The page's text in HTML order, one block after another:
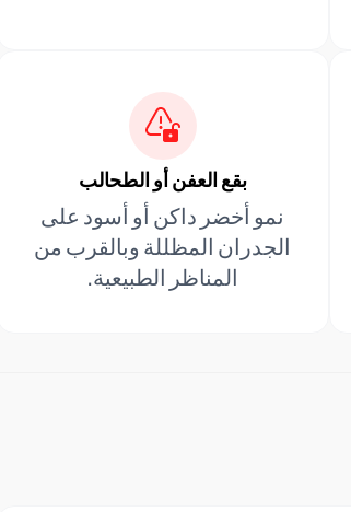
بقع العفن أو الطحالب
نمو أخضر داكن أو أسود على
الجدران المظللة وبالقرب من
المناظر الطبيعية.